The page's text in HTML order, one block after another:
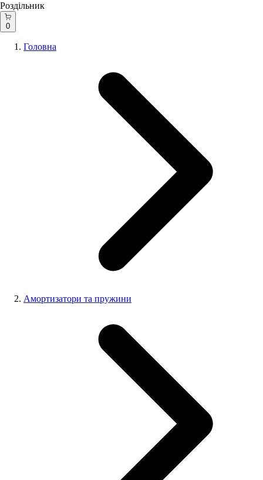
Роздільник
0
Головна
Амортизатори та пружини